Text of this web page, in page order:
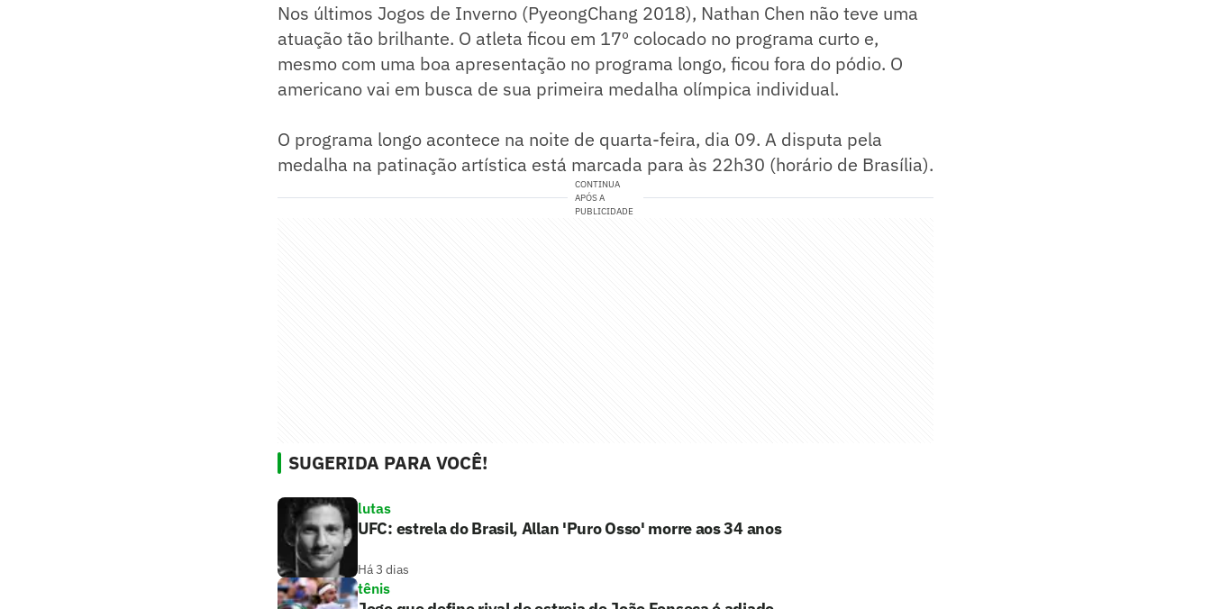
Nos últimos Jogos de Inverno (PyeongChang 2018), Nathan Chen não teve uma
atuação tão brilhante. O atleta ficou em 17º colocado no programa curto e,
mesmo com uma boa apresentação no programa longo, ficou fora do pódio. O
americano vai em busca de sua primeira medalha olímpica individual.
O programa longo acontece na noite de quarta-feira, dia 09. A disputa pela
medalha na patinação artística está marcada para às 22h30 (horário de Brasília).
CONTINUA
APÓS A
PUBLICIDADE
SUGERIDA PARA VOCÊ!
lutas
UFC: estrela do Brasil, Allan 'Puro Osso' morre aos 34 anos
Há 3 dias
tênis